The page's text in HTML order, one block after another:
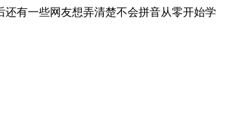
有一些网友想弄清楚不会拼音从零开始学